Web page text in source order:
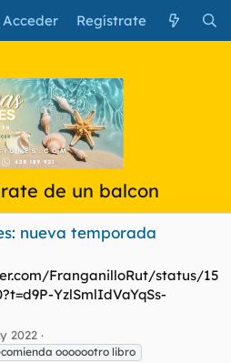
Acceder Regístrate
de un balcon
nueva temporada
FranganilloRut/status/15
YzlSmlIdVaYqSs-
2022
ooooootro libro